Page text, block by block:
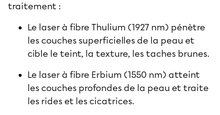
traitement :
Le laser à fibre Thulium (1927 nm) pénètre
les couches superficielles de la peau et
cible le teint, la texture, les taches brunes.
Le laser à fibre Erbium (1550 nm) atteint
les couches profondes de la peau et traite
les rides et les cicatrices.